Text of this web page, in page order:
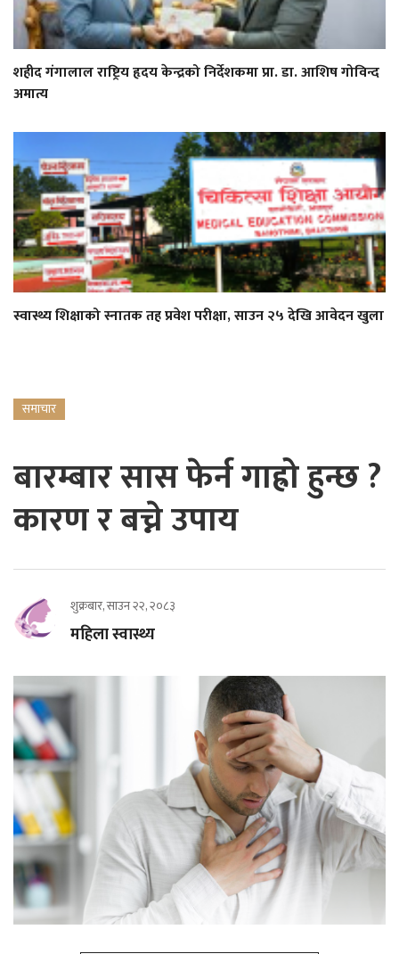
शहीद गंगालाल राष्ट्रिय हृदय केन्द्रको निर्देशकमा प्रा. डा. आशिष गोविन्द
अमात्य
स्वास्थ्य शिक्षाको स्नातक तह प्रवेश परीक्षा, साउन २५ देखि आवेदन खुला
समाचार
बारम्बार सास फेर्न गाह्रो हुन्छ ?
कारण र बच्ने उपाय
शुक्रबार, साउन २२, २०८३
महिला स्वास्थ्य